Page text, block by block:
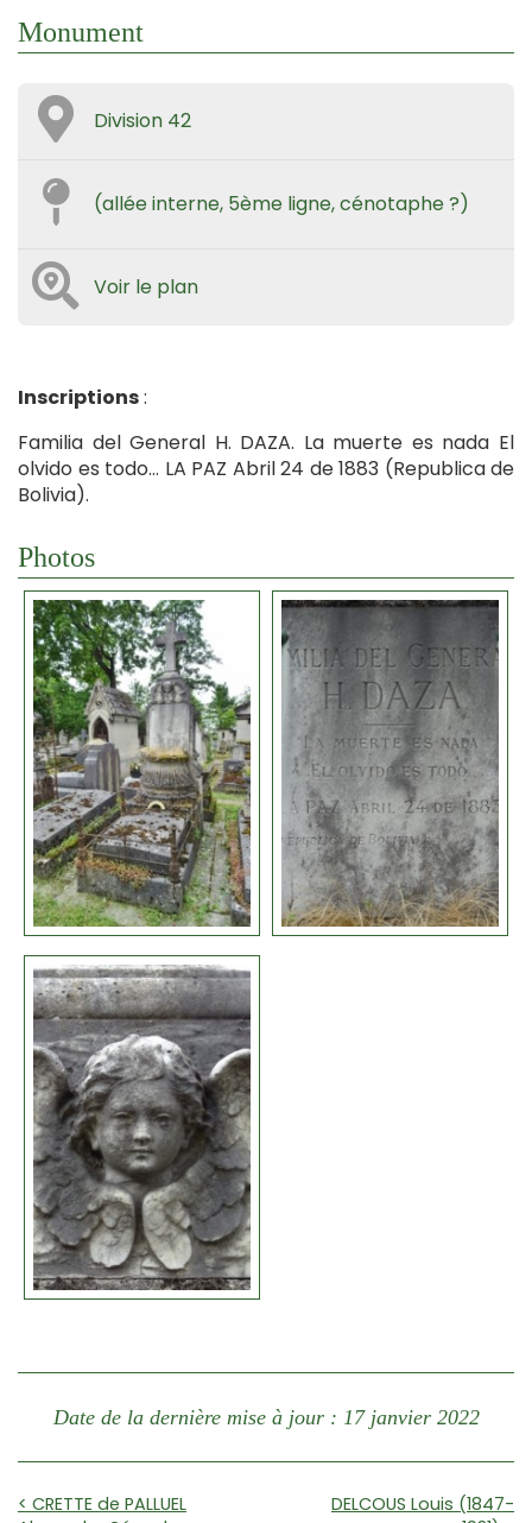
Monument
Division 42
(allée interne, 5ème ligne, cénotaphe ?)
Voir le plan
Inscriptions:
Familia del General H. DAZA. La muerte es nada El
olvido es todo… LA PAZ Abril 24 de 1883 (Republica de
Bolivia).
Photos
Date de la dernière mise à jour : 17 janvier 2022
< CRETTE de PALLUEL
DELCOUS Louis (1847-